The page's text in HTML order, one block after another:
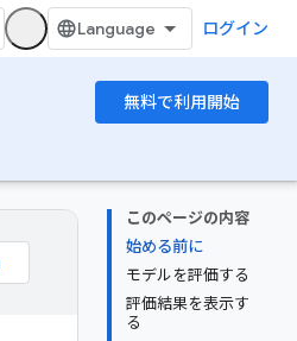
ログイン
無料で利用開始
このページの内容
始める前に
モデルを評価する
評価結果を表示す
る